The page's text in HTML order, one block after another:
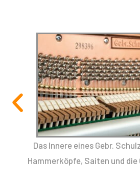
Das Innere eines Gebr.
Hammerköpfe, Saiten und die